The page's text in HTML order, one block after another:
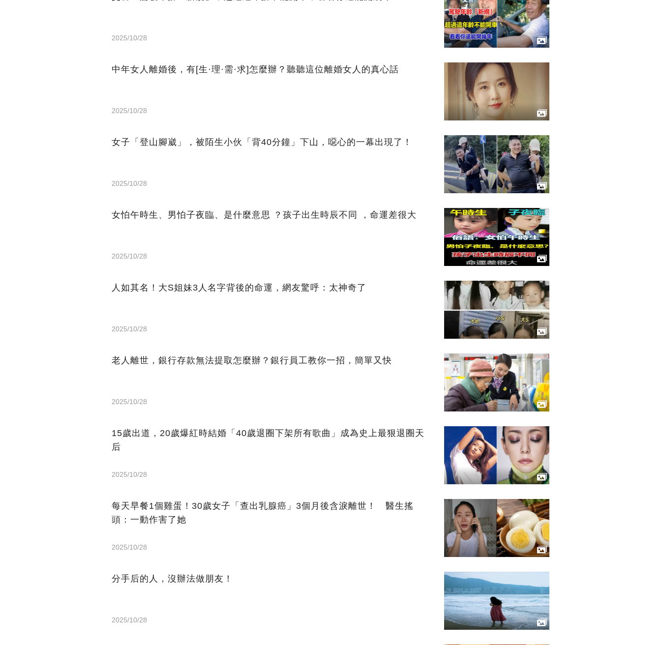
2025/10/28
中年女人離婚後，有[生·理·需·求]怎麼辦？聽聽這位離婚女人的真心話
2025/10/28
女子「登山腳崴」，被陌生小伙「背40分鐘」下山，噁心的一幕出現了！
2025/10/28
女怕午時生、男怕子夜臨、是什麼意思 ？孩子出生時辰不同 ，命運差很大
2025/10/28
人如其名！大S姐妹3人名字背後的命運，網友驚呼：太神奇了
2025/10/28
老人離世，銀行存款無法提取怎麼辦？銀行員工教你一招，簡單又快
2025/10/28
15歲出道，20歲爆紅時結婚「40歲退圈下架所有歌曲」成為史上最狠退圈天
后
2025/10/28
每天早餐1個雞蛋！30歲女子「查出乳腺癌」3個月後含淚離世！ 醫生搖
頭：一動作害了她
2025/10/28
分手后的人，沒辦法做朋友！
2025/10/28